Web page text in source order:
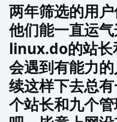
两年筛选的用
他们能一直运
linux.do的站长
会遇到有能力
续这样下去总
个站长和九个